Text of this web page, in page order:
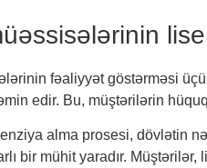
fəaliyyət göstərməsi
edir. Bu, müştərilərin
alma prosesi, dövlətin
bir mühit yaradır.